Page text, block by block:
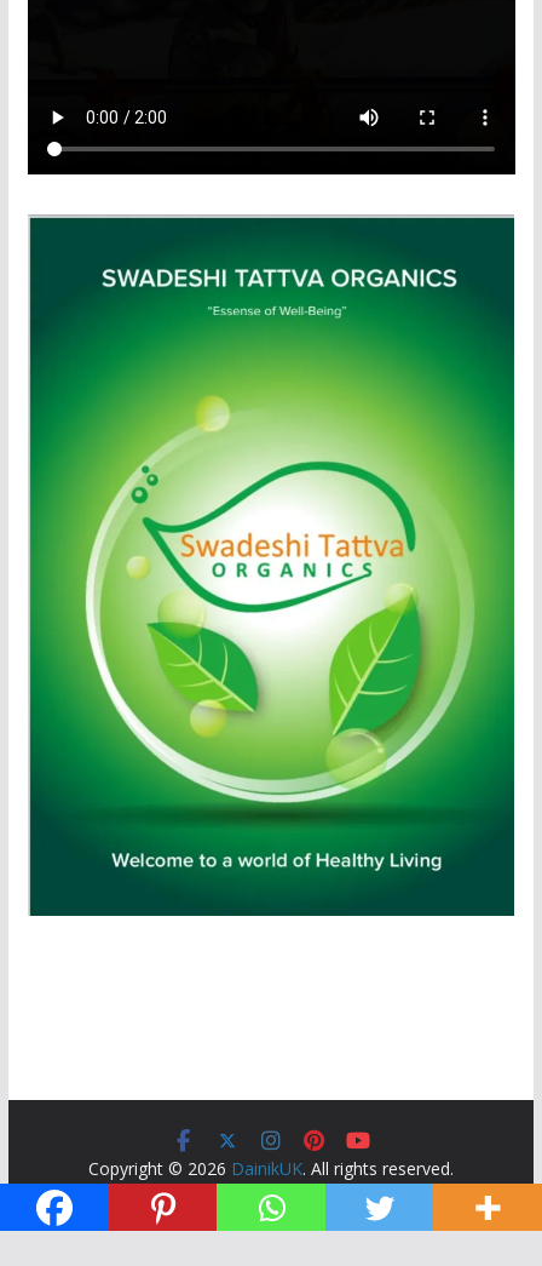
Copyright © 2026 DainikUK. All rights reserved.
Theme:
ColorMag by ThemeGrill. Powered by WordPress.